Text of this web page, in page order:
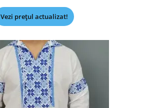
Vezi prețul actualizat!